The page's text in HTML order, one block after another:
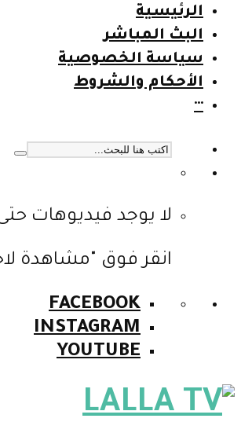
الرئيسية
البث المباشر
سياسة الخصوصية
الأحكام والشروط
···
لا يوجد فيديوهات
انقر فوق "مشاهدة
FACEBOOK
INSTAGRAM
YOUTUBE